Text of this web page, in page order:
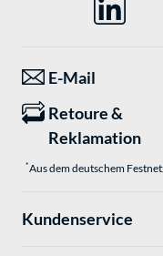
E-Mail
Retoure &
Reklamation
*Aus dem deutschem
Kundenservice